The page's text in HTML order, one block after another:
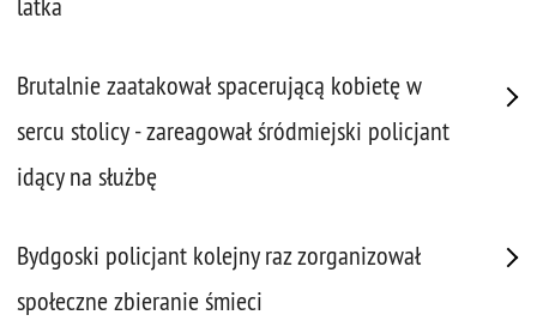
latka
Brutalnie zaatakował spacerującą kobietę w
sercu stolicy - zareagował śródmiejski policjant
idący na służbę
Bydgoski policjant kolejny raz zorganizował
społeczne zbieranie śmieci